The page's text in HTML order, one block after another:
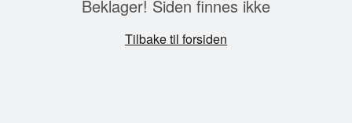
Beklager! Siden finnes ikke
Tilbake til forsiden